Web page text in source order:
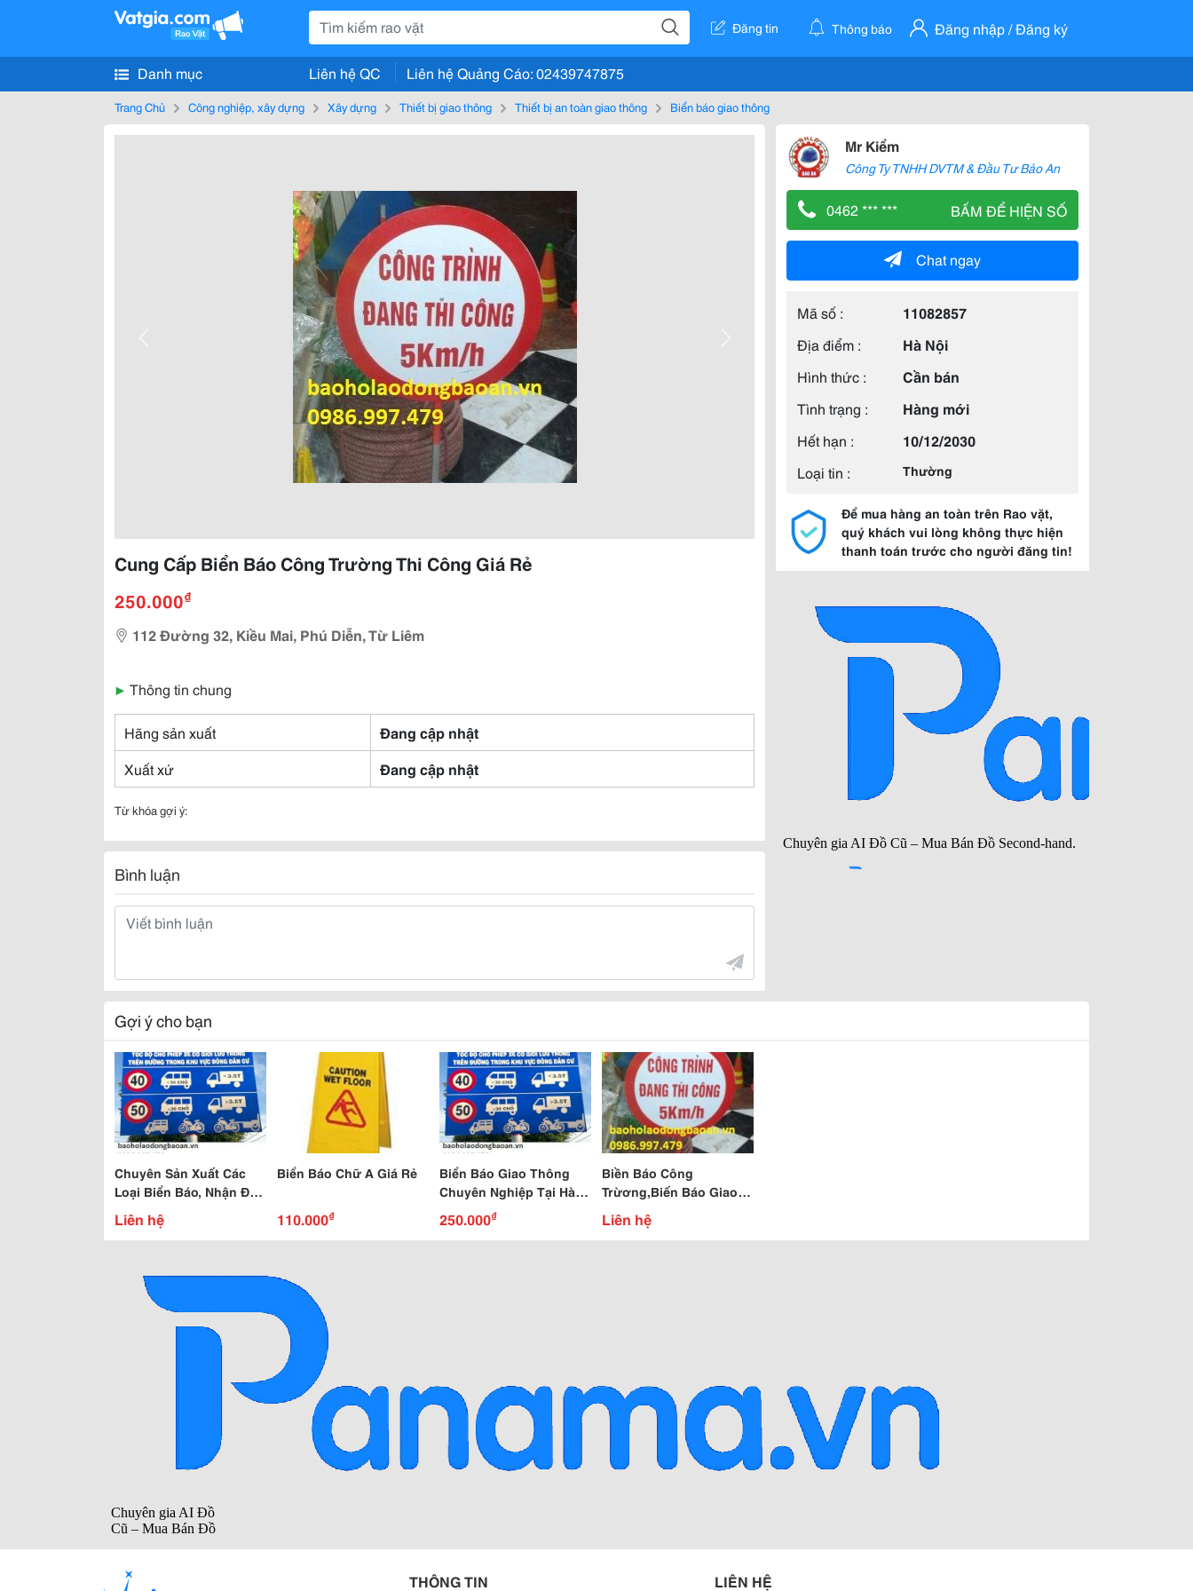
Đăng tin Thông báo Đăng nhập / Đăng ký
Danh mục Liên hệ QC Liên hệ Quảng Cáo: 02439747875
Trang Chủ Công nghiệp, xây dựng Xây dựng Thiết bị giao thông Thiết bị an toàn giao thông Biển báo giao thông
Cung Cấp Biển Báo Công Trường Thi Công Giá Rẻ
250.000₫
112 Đường 32, Kiều Mai, Phú Diễn, Từ Liêm
▶ Thông tin chung
Hãng sản xuất
Đang cập nhật
Xuất xứ
Đang cập nhật
Từ khóa gợi ý:
Bình luận
Mr Kiểm
Công Ty TNHH DVTM & Đầu Tư Bảo An
0462 *** *** BẤM ĐỂ HIỆN SỐ
Chat ngay
Mã số :
11082857
Địa điểm :
Hà Nội
Hình thức :
Cần bán
Tình trạng :
Hàng mới
Hết hạn :
10/12/2030
Loại tin :
Thường
Để mua hàng an toàn trên Rao vặt,
quý khách vui lòng không thực hiện
thanh toán trước cho người đăng tin!
Gợi ý cho bạn
Chuyên Sản Xuất Các
Loại Biển Báo, Nhận Đặt
Hàng Theo Yêu Cầu
Liên hệ
Biển Báo Chữ A Giá Rẻ
110.000₫
Biển Báo Giao Thông
Chuyên Nghiệp Tại Hà
Nội
250.000₫
Biền Báo Công
Trừơng,Biến Báo Giao
Thông,Cọc Tiêu Giao
Thông
Liên hệ
THÔNG TIN LIÊN HỆ